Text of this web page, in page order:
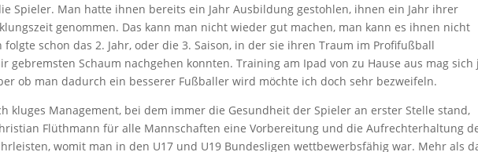
Spieler. Man hatte ihnen bereits ein Jahr Ausbildung gestohlen, ihnen ein Jahr ihrer
genommen. Das kann man nicht wieder gut machen, man kann es ihnen nicht
schon das 2. Jahr, oder die 3. Saison, in der sie ihren Traum im Profifußball
gebremsten Schaum nachgehen konnten. Training am Ipad von zu Hause aus mag sich
ob man dadurch ein besserer Fußballer wird möchte ich doch sehr bezweifeln.
kluges Management, bei dem immer die Gesundheit der Spieler an erster Stelle stand,
Flüthmann für alle Mannschaften eine Vorbereitung und die Aufrechterhaltung
womit man in den U17 und U19 Bundesligen wettbewerbsfähig war. Mehr als